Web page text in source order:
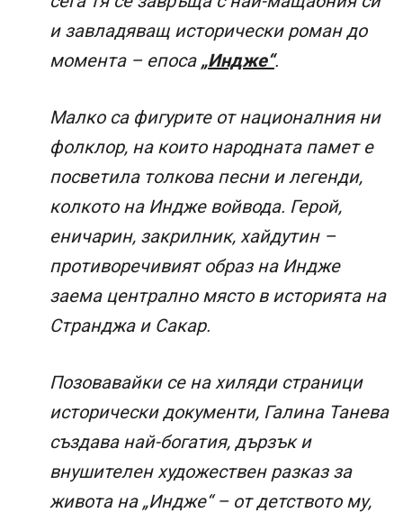
и завладяващ исторически роман до
момента – епоса „Индже“.
Малко са фигурите от националния ни
фолклор, на които народната памет е
посветила толкова песни и легенди,
колкото на Индже войвода. Герой,
еничарин, закрилник, хайдутин –
противоречивият образ на Индже
заема централно място в историята на
Странджа и Сакар.
Позовавайки се на хиляди страници
исторически документи, Галина Танева
създава най-богатия, дързък и
внушителен художествен разказ за
живота на „Индже“ – от детството му,